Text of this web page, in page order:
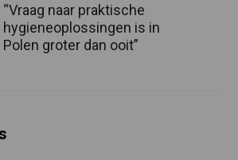
“Vraag naar praktische
hygieneoplossingen is in
Polen groter dan ooit”